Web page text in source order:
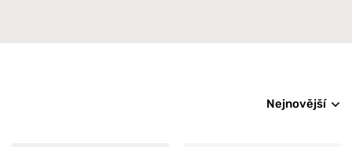
Nejnovější